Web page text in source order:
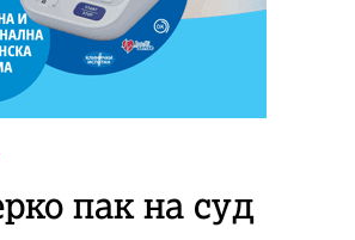
пак на суд